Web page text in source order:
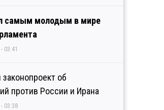
самым молодым в мире
03:41
об
против России и Ирана
03:38